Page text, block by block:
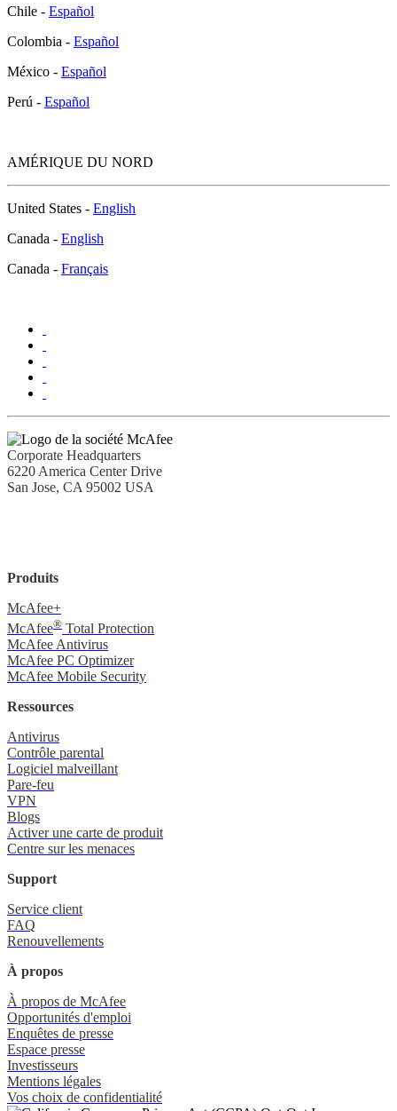
Chile - Español
Colombia - Español
México - Español
Perú - Español
AMÉRIQUE DU NORD
United States - English
Canada - English
Canada - Français
Corporate Headquarters
6220 America Center Drive
San Jose, CA 95002 USA
Produits
McAfee+
McAfee® Total Protection
McAfee Antivirus
McAfee PC Optimizer
McAfee Mobile Security
Ressources
Antivirus
Contrôle parental
Logiciel malveillant
Pare-feu
VPN
Blogs
Activer une carte de produit
Centre sur les menaces
Support
Service client
FAQ
Renouvellements
À propos
À propos de McAfee
Opportunités d'emploi
Enquêtes de presse
Espace presse
Investisseurs
Mentions légales
Vos choix de confidentialité